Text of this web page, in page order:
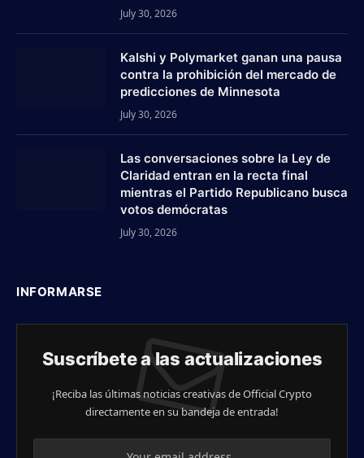
July 30, 2026
Kalshi y Polymarket ganan una pausa
contra la prohibición del mercado de
predicciones de Minnesota
July 30, 2026
Las conversaciones sobre la Ley de
Claridad entran en la recta final
mientras el Partido Republicano busca
votos demócratas
July 30, 2026
INFORMARSE
Suscríbete a las actualizaciones
¡Reciba las últimas noticias creativas de Official Crypto
directamente en su bandeja de entrada!